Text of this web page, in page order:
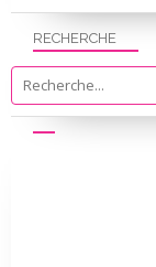
RECHERCHE